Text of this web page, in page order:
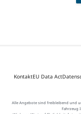
KontaktEU Data Act
Alle Angebote sind freibleibend und
Fahrzeug